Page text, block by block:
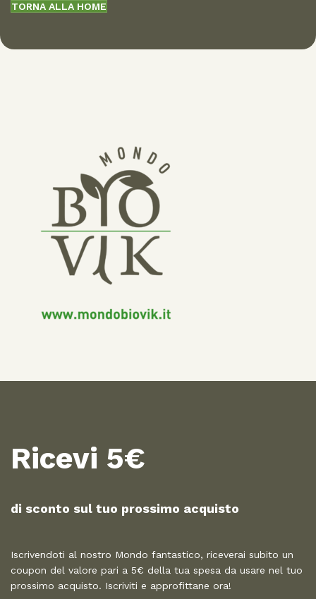
TORNA ALLA HOME
Ricevi 5€
di sconto sul tuo prossimo acquisto​
Iscrivendoti al nostro Mondo fantastico, riceverai subito un
coupon del valore pari a 5€ della tua spesa da usare nel tuo
prossimo acquisto. Iscriviti e approfittane ora!